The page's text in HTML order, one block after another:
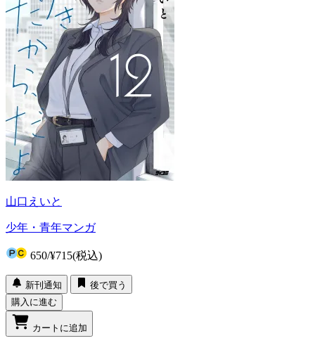
山口えいと
少年・青年マンガ
650/¥715(税込)
新刊通知
後で買う
購入に進む
カートに追加